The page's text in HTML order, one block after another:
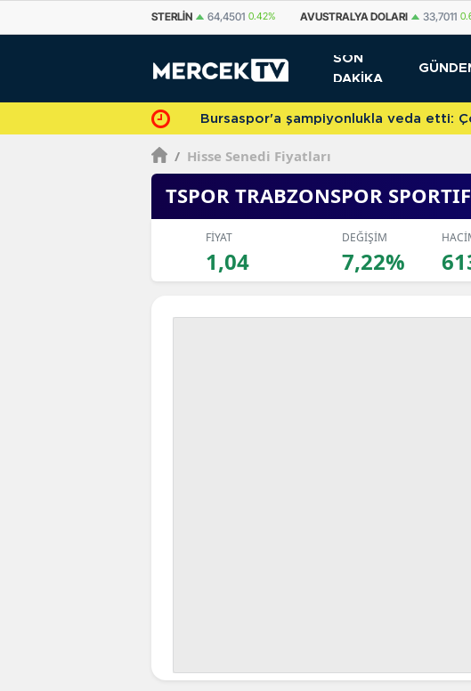
AVUSTRALYA DOLARI 33,7011 0.61% KANADA DOLARI
SON
DAKİKA
Bursaspor'a şampiyonlukla veda etti:
/ Hisse Senedi Fiyatları
TSPOR TRABZONSPOR SPORTIF
FİYAT
1,04
DEĞİŞİM
7,22%